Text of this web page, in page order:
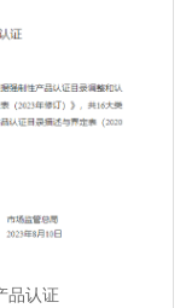
品认证